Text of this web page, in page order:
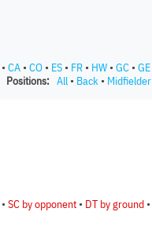
• CA • CO • ES • FR • HW • GC • GE
Positions: All • Back • Midfielder